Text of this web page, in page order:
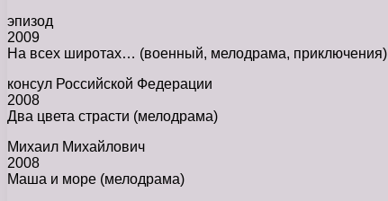
эпизод
2009
На всех широтах… (военный, мелодрама, приключения)
консул Российской Федерации
2008
Два цвета страсти (мелодрама)
Михаил Михайлович
2008
Маша и море (мелодрама)